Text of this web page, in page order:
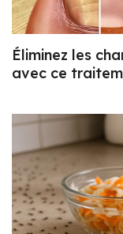
Éliminez les
avec ce